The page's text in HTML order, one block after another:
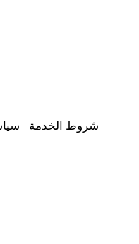
شروط الخدمة